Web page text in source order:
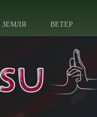
ЗЕМЛЯ ВЕТЕР